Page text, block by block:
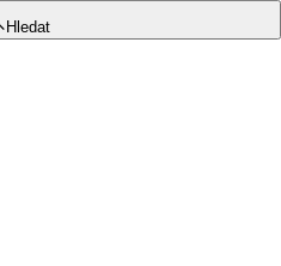
Hledat